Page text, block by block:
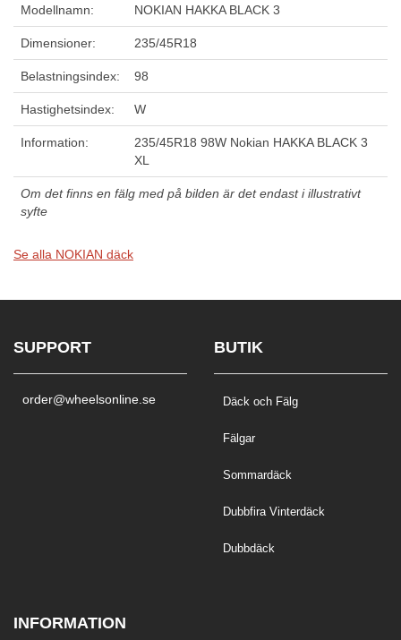
Modellnamn: NOKIAN HAKKA BLACK 3
Dimensioner: 235/45R18
Belastningsindex: 98
Hastighetsindex: W
Information:
235/45R18 98W Nokian HAKKA BLACK 3
XL
Om det finns en fälg med på bilden är det endast i illustrativt
syfte
Se alla NOKIAN däck
SUPPORT
order@wheelsonline.se
BUTIK
Däck och Fälg
Fälgar
Sommardäck
Dubbfira Vinterdäck
Dubbdäck
INFORMATION